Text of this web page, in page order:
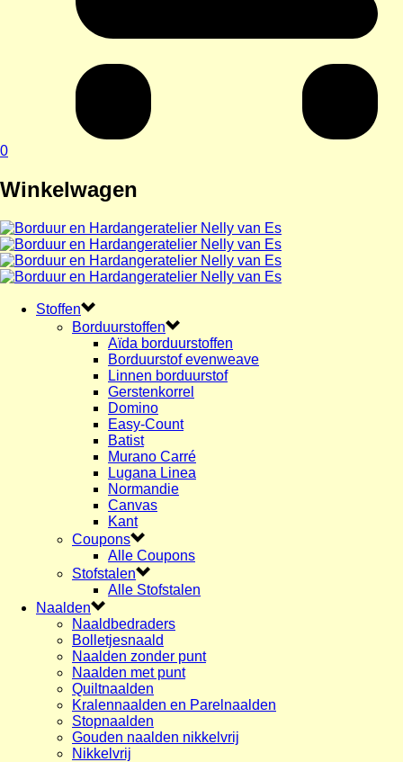
0
Winkelwagen
Stoffen
Borduurstoffen
Aïda borduurstoffen
Borduurstof evenweave
Linnen borduurstof
Gerstenkorrel
Domino
Easy-Count
Batist
Murano Carré
Lugana Linea
Normandie
Canvas
Kant
Coupons
Alle Coupons
Stofstalen
Alle Stofstalen
Naalden
Naaldbedraders
Bolletjesnaald
Naalden zonder punt
Naalden met punt
Quiltnaalden
Kralennaalden en Parelnaalden
Stopnaalden
Gouden naalden nikkelvrij
Nikkelvrij